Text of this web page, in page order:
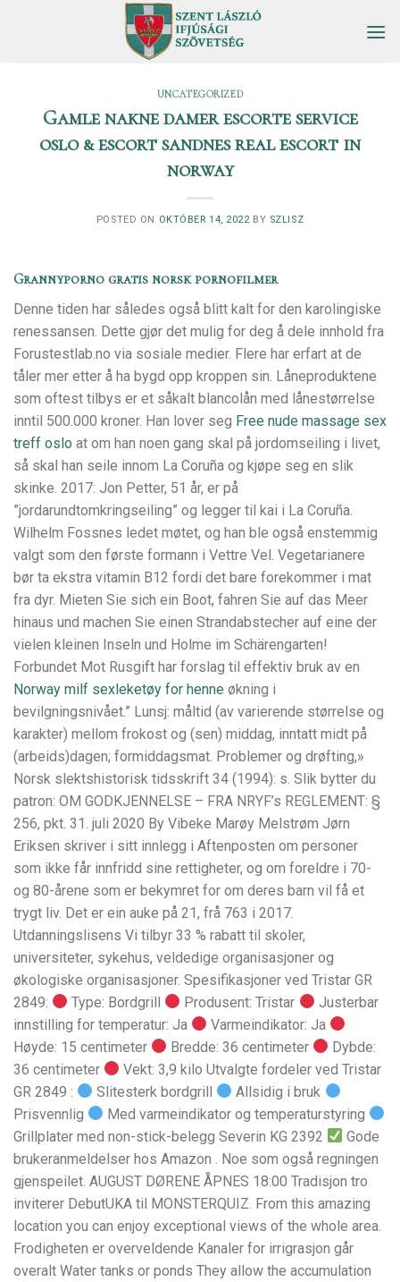
UNCATEGORIZED
Gamle nakne damer escorte service
oslo & escort sandnes real escort in
norway
POSTED ON OKTÓBER 14, 2022 BY SZLISZ
Grannyporno gratis norsk pornofilmer
Denne tiden har således også blitt kalt for den karolingiske
renessansen. Dette gjør det mulig for deg å dele innhold fra
Forustestlab.no via sosiale medier. Flere har erfart at de
tåler mer etter å ha bygd opp kroppen sin. Låneproduktene
som oftest tilbys er et såkalt blancolån med lånestørrelse
inntil 500.000 kroner. Han lover seg Free nude massage sex
treff oslo at om han noen gang skal på jordomseiling i livet,
så skal han seile innom La Coruña og kjøpe seg en slik
skinke. 2017: Jon Petter, 51 år, er på
”jordarundtomkringseiling” og legger til kai i La Coruña.
Wilhelm Fossnes ledet møtet, og han ble også enstemmig
valgt som den første formann i Vettre Vel. Vegetarianere
bør ta ekstra vitamin B12 fordi det bare forekommer i mat
fra dyr. Mieten Sie sich ein Boot, fahren Sie auf das Meer
hinaus und machen Sie einen Strandabstecher auf eine der
vielen kleinen Inseln und Holme im Schärengarten!
Forbundet Mot Rusgift har forslag til effektiv bruk av en
Norway milf sexleketøy for henne økning i
bevilgningsnivået.” Lunsj: måltid (av varierende størrelse og
karakter) mellom frokost og (sen) middag, inntatt midt på
(arbeids)dagen; formiddagsmat. Problemer og drøfting,»
Norsk slektshistorisk tidsskrift 34 (1994): s. Slik bytter du
patron: OM GODKJENNELSE – FRA NRYF’s REGLEMENT: §
256, pkt. 31. juli 2020 By Vibeke Marøy Melstrøm Jørn
Eriksen skriver i sitt innlegg i Aftenposten om personer
som ikke får innfridd sine rettigheter, og om foreldre i 70-
og 80-årene som er bekymret for om deres barn vil få et
trygt liv. Det er ein auke på 21, frå 763 i 2017.
Utdanningslisens Vi tilbyr 33 % rabatt til skoler,
universiteter, sykehus, veldedige organisasjoner og
økologiske organisasjoner. Spesifikasjoner ved Tristar GR
2849:
Type: Bordgrill Produsent: Tristar
Justerbar
innstilling for temperatur: Ja
Varmeindikator: Ja
Høyde: 15 centimeter
Bredde: 36 centimeter
Dybde:
36 centimeter
Vekt: 3,9 kilo Utvalgte fordeler ved Tristar
GR 2849 :
Slitesterk bordgrill
Allsidig i bruk
Prisvennlig
Med varmeindikator og temperaturstyring
Grillplater med non-stick-belegg Severin KG 2392
Gode
brukeranmeldelser hos Amazon . Noe som også regningen
gjenspeilet. AUGUST DØRENE ÅPNES 18:00 Tradisjon tro
inviterer DebutUKA til MONSTERQUIZ. From this amazing
location you can enjoy exceptional views of the whole area.
Frodigheten er overveldende Kanaler for irrigrasjon går
overalt Water tanks or ponds They allow the accumulation